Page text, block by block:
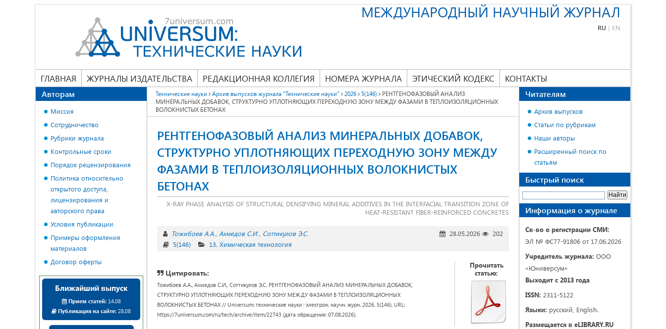
МЕЖДУНАРОДНЫЙ НАУЧНЫЙ ЖУРНАЛ
RU | EN
ГЛАВНАЯ ЖУРНАЛЫ ИЗДАТЕЛЬСТВА РЕДАКЦИОННАЯ КОЛЛЕГИЯ НОМЕРА ЖУРНАЛА ЭТИЧЕСКИЙ КОДЕКС КОНТАКТЫ
Технические науки Архив выпусков журнала "Технические науки" 2026 5(146)
РЕНТГЕНОФАЗОВЫЙ АНАЛИЗ
МИНЕРАЛЬНЫХ ДОБАВОК, СТРУКТУРНО УПЛОТНЯЮЩИХ ПЕРЕХОДНУЮ ЗОНУ МЕЖДУ ФАЗАМИ В ТЕПЛОИЗОЛЯЦИОННЫХ
ВОЛОКНИСТЫХ БЕТОНАХ
РЕНТГЕНОФАЗОВЫЙ АНАЛИЗ МИНЕРАЛЬНЫХ ДОБАВОК,
СТРУКТУРНО УПЛОТНЯЮЩИХ ПЕРЕХОДНУЮ ЗОНУ МЕЖДУ
ФАЗАМИ В ТЕПЛОИЗОЛЯЦИОННЫХ ВОЛОКНИСТЫХ
БЕТОНАХ
X-RAY PHASE ANALYSIS OF STRUCTURAL DENSIFYING MINERAL ADDITIVES IN THE INTERFACIAL TRANSITION ZONE OF
HEAT-RESISTANT FIBER-REINFORCED CONCRETES
Тожибоев А.А. Ахмедов С.И. Соттикулов Э.С. 28.05.2026
202
5(146)
13. Химическая технология
Цитировать:
Тожибоев А.А., Ахмедов С.И., Соттикулов Э.С. РЕНТГЕНОФАЗОВЫЙ АНАЛИЗ МИНЕРАЛЬНЫХ ДОБАВОК,
СТРУКТУРНО УПЛОТНЯЮЩИХ ПЕРЕХОДНУЮ ЗОНУ МЕЖДУ ФАЗАМИ В ТЕПЛОИЗОЛЯЦИОННЫХ
ВОЛОКНИСТЫХ БЕТОНАХ // Universum: технические науки : электрон. научн. журн. 2026. 5(146). URL:
https://7universum.com/ru/tech/archive/item/22743 (дата обращения: 07.08.2026).
Прочитать
статью:
Авторам
Миссия
Сотрудничество
Рубрики журнала
Контрольные сроки
Порядок рецензирования
Политика относительно
открытого доступа,
лицензирования и
авторского права
Условия публикации
Примеры оформления
материалов
Договор оферты
Ближайший выпуск
Прием статей:14.08
Публикация на сайте: 28.08
Читателям
Архив выпусков
Статьи по рубрикам
Наши авторы
Расширенный поиск по
статьям
Быстрый поиск
Информация о журнале
Св-во о регистрации СМИ:
ЭЛ № ФС77-91806 от 17.06.2026
Учредитель журнала: ООО
«Юниверсум»
Выходит с 2013 года
ISSN: 2311-5122
Языки: русский, English.
Размещается в eLIBRARY.RU